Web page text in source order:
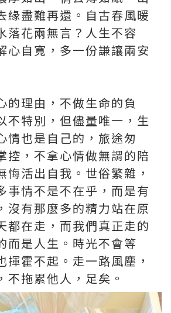
緣盡難再還。自古春風暖
落花兩無言？人生不容
心自寬，多一份謙讓兩安
的理由，不做生命的負
不特別，但儘量唯一，生
情也是自己的，旅途匆
控，不拿心情做無謂的陪
悔活出自我。世俗繁雜，
事情不是不在乎，而是有
沒有那麼多的精力站在原
都在走，而我們真正走的
而是人生。時光不會等
揮霍不起。走一路風塵，
不拖累他人，足矣。